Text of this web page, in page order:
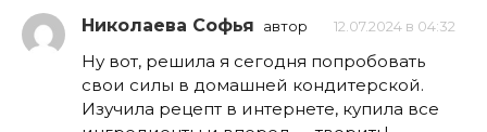
Николаева Софья автор 12.07.2024 в 04:32
Ну вот, решила я сегодня попробовать
свои силы в домашней кондитерской.
Изучила рецепт в интернете, купила все